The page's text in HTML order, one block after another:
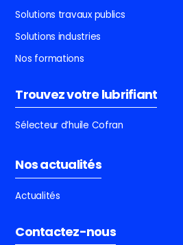
Solutions travaux publics
Solutions industries
Nos formations
Trouvez votre lubrifiant
Sélecteur d’huile Cofran
Nos actualités
Actualités
Contactez-nous